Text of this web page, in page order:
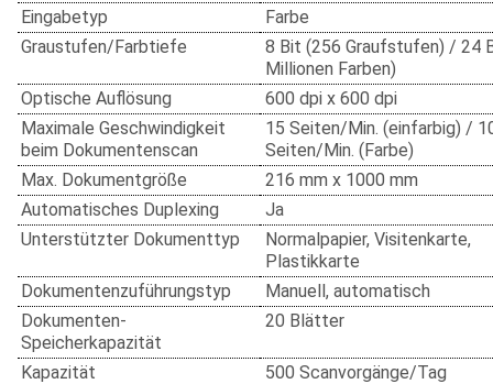
Eingabetyp
Farbe
Graustufen/Farbtiefe
8 Bit (256 Graufstufen) / 24
Millionen Farben)
Optische Auflösung
600 dpi x 600 dpi
Maximale Geschwindigkeit
beim Dokumentenscan
15 Seiten/Min. (einfarbig) /
Seiten/Min. (Farbe)
Max. Dokumentgröße
216 mm x 1000 mm
Automatisches Duplexing
Ja
Unterstützter Dokumenttyp
Normalpapier, Visitenkarte,
Plastikkarte
Dokumentenzuführungstyp
Manuell, automatisch
Dokumenten-
Speicherkapazität
20 Blätter
Kapazität
500 Scanvorgänge/Tag